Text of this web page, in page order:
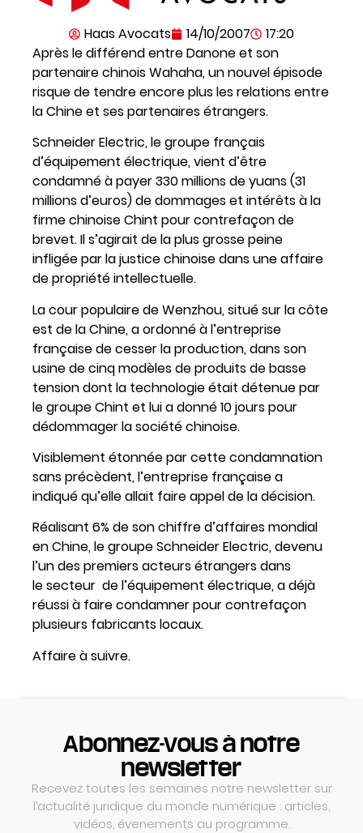
Haas Avocats 14/10/2007
17:20
Après le différend entre Danone et son
partenaire chinois Wahaha, un nouvel épisode
risque de tendre encore plus les relations entre
la Chine et ses partenaires étrangers.
Schneider Electric, le groupe français
d’équipement électrique, vient d’être
condamné à payer 330 millions de yuans (31
millions d’euros) de dommages et intérêts à la
firme chinoise Chint pour contrefaçon de
brevet. Il s’agirait de la plus grosse peine
infligée par la justice chinoise dans une affaire
de propriété intellectuelle.
La cour populaire de Wenzhou, situé sur la côte
est de la Chine, a ordonné à l’entreprise
française de cesser la production, dans son
usine de cinq modèles de produits de basse
tension dont la technologie était détenue par
le groupe Chint et lui a donné 10 jours pour
dédommager la société chinoise.
Visiblement étonnée par cette condamnation
sans précèdent, l’entreprise française a
indiqué qu’elle allait faire appel de la décision.
Réalisant 6% de son chiffre d’affaires mondial
en Chine, le groupe Schneider Electric, devenu
l’un des premiers acteurs étrangers dans
le secteur de l’équipement électrique, a déjà
réussi à faire condamner pour contrefaçon
plusieurs fabricants locaux.
Affaire à suivre.
Abonnez-vous à notre
newsletter
Recevez toutes les semaines notre newsletter sur
l’actualité juridique du monde numérique : articles,
vidéos, évenements au programme.